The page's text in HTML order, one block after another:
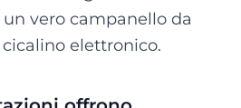
un vero campanello da
elettronico.